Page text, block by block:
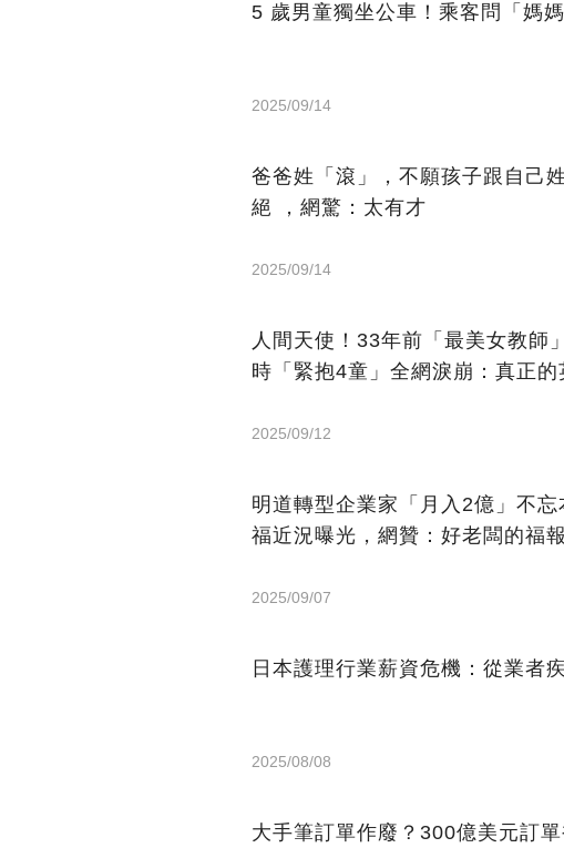
5 歲男童獨坐公車！乘客問「媽
2025/09/14
爸爸姓「滾」，不願孩子跟自己
絕 ，網驚：太有才
2025/09/14
人間天使！33年前「最美女教師
時「緊抱4童」全網淚崩：真正
2025/09/12
明道轉型企業家「月入2億」不
福近況曝光，網贊：好老闆的福報
2025/09/07
日本護理行業薪資危機：從業者
2025/08/08
大手筆訂單作廢？300億美元訂